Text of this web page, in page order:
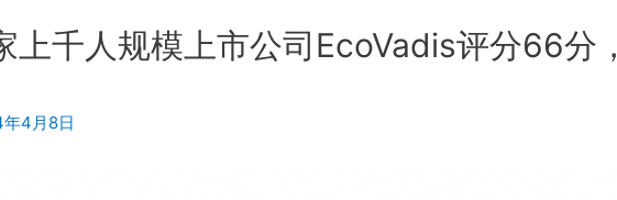
上千人规模上市公司EcoVadis评分66分，
4月8日